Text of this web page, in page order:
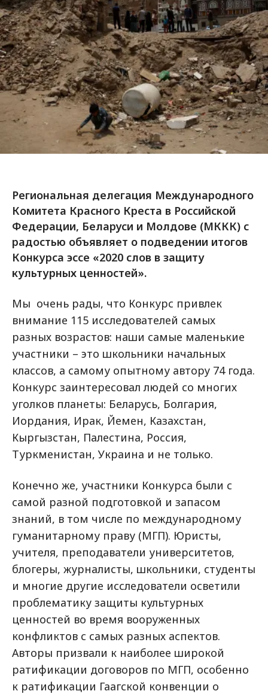
Региональная делегация Международного
Комитета Красного Креста в Российской
Федерации, Беларуси и Молдове (МККК) с
радостью объявляет о подведении итогов
Конкурса эссе «2020 слов в защиту
культурных ценностей».
Мы очень рады, что Конкурс привлек
внимание 115 исследователей самых
разных возрастов: наши самые маленькие
участники – это школьники начальных
классов, а самому опытному автору 74 года.
Конкурс заинтересовал людей со многих
уголков планеты: Беларусь, Болгария,
Иордания, Ирак, Йемен, Казахстан,
Кыргызстан, Палестина, Россия,
Туркменистан, Украина и не только.
Конечно же, участники Конкурса были с
самой разной подготовкой и запасом
знаний, в том числе по международному
гуманитарному праву (МГП). Юристы,
учителя, преподаватели университетов,
блогеры, журналисты, школьники, студенты
и многие другие исследователи осветили
проблематику защиты культурных
ценностей во время вооруженных
конфликтов с самых разных аспектов.
Авторы призвали к наиболее широкой
ратификации договоров по МГП, особенно
к ратификации Гаагской конвенции о